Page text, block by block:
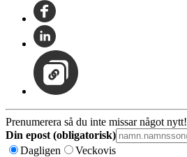
Prenumerera så du inte missar något nytt!
Din epost (obligatorisk)
Dagligen
Veckovis